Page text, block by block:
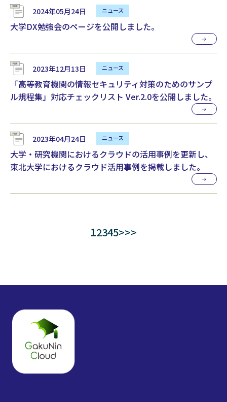
2024年05月24日
大学DX勉強会のページを公開しました。
2023年12月13日
「高等教育機関の情報セキュリティ対策のためのサンプ
ル規程集」対応チェックリスト Ver.2.0を公開しました。
2023年04月24日
大学・研究機関におけるクラウドの活用事例を更新し、
東北大学におけるクラウド活用事例を掲載しました。
12345>>>